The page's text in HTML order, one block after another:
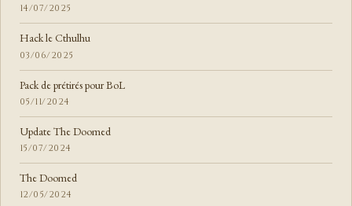
14/07/2025
Hack le Cthulhu
03/06/2025
Pack de prétirés pour BoL
05/11/2024
Update The Doomed
15/07/2024
The Doomed
12/05/2024